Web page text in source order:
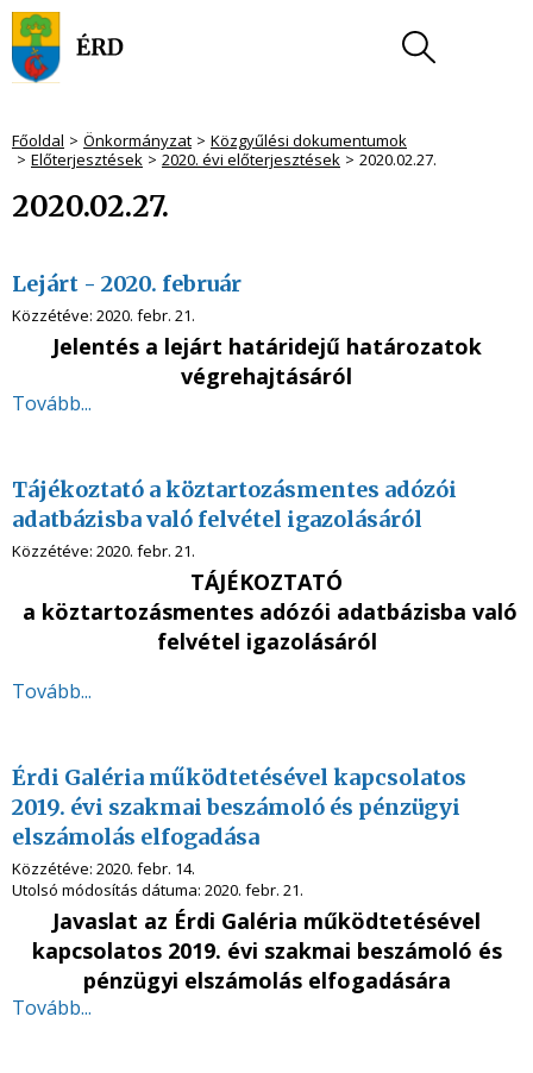
Főoldal Önkormányzat
Közgyűlési dokumentumok
Előterjesztések
2020. évi előterjesztések 2020.02.27.
2020.02.27.
Lejárt - 2020. február
Közzétéve: 2020. febr. 21.
Jelentés a lejárt határidejű határozatok
végrehajtásáról
Tovább...
Tájékoztató a köztartozásmentes adózói
adatbázisba való felvétel igazolásáról
Közzétéve: 2020. febr. 21.
TÁJÉKOZTATÓ
a köztartozásmentes adózói adatbázisba való
felvétel igazolásáról
Tovább...
Érdi Galéria működtetésével kapcsolatos
2019. évi szakmai beszámoló és pénzügyi
elszámolás elfogadása
Közzétéve: 2020. febr. 14.
Utolsó módosítás dátuma: 2020. febr. 21.
Javaslat az Érdi Galéria működtetésével
kapcsolatos 2019. évi szakmai beszámoló és
pénzügyi elszámolás elfogadására
Tovább...